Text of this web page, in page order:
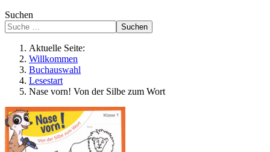
Suchen
Suchen
Aktuelle Seite:
Willkommen
Buchauswahl
Lesestart
Nase vorn! Von der Silbe zum Wort